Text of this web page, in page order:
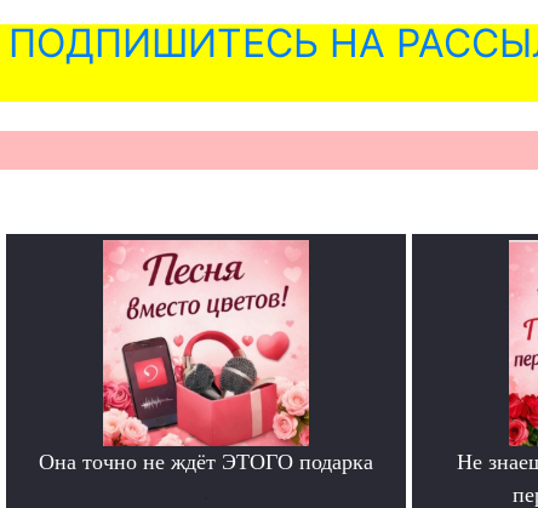
ПОДПИШИТЕСЬ НА
Она точно не ждёт ЭТОГО подарка
Не